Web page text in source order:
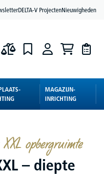
DELTA-V ProjectenNieuwigheden
MAGAZIJN-
INRICHTING
opbergruimte
– diepte